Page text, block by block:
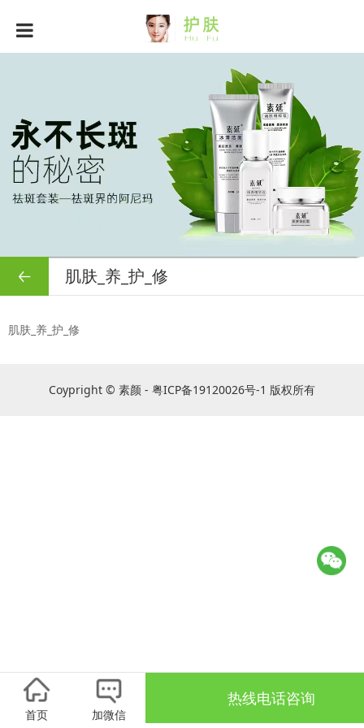
肌肤_养_护_修
肌肤_养_护_修
Coypright © 素颜 - 粤ICP备19120026号-1 版权所有
首页 加微信
热线电话咨询